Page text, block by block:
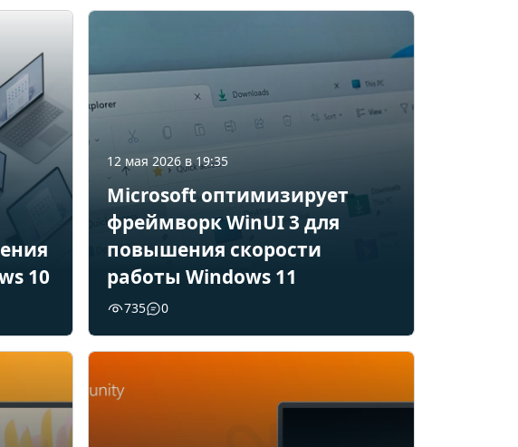
10
12 мая 2026 в 19:35
Microsoft оптимизирует
фреймворк WinUI 3 для
повышения скорости
работы Windows 11
735 0